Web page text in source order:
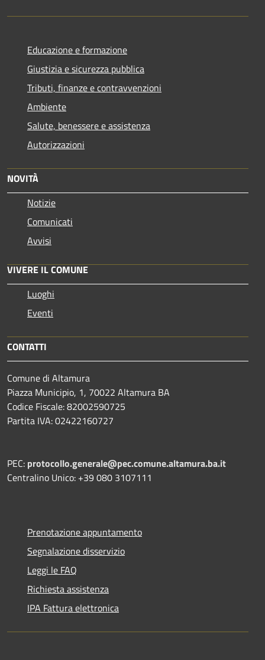
Educazione e formazione
Giustizia e sicurezza pubblica
Tributi, finanze e contravvenzioni
Ambiente
Salute, benessere e assistenza
Autorizzazioni
NOVITÀ
Notizie
Comunicati
Avvisi
VIVERE IL COMUNE
Luoghi
Eventi
CONTATTI
Comune di Altamura
Piazza Municipio, 1, 70022 Altamura BA
Codice Fiscale: 82002590725
Partita IVA: 02422160727
PEC: protocollo.generale@pec.comune.altamura.ba.it
Centralino Unico: +39 080 3107111
Prenotazione appuntamento
Segnalazione disservizio
Leggi le FAQ
Richiesta assistenza
IPA Fattura elettronica